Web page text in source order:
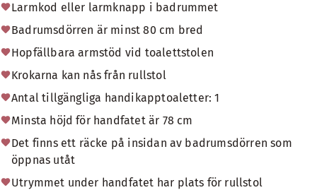
Larmkod eller larmknapp i badrummet
Badrumsdörren är minst 80 cm bred
Hopfällbara armstöd vid toalettstolen
Krokarna kan nås från rullstol
Antal tillgängliga handikapptoaletter: 1
Minsta höjd för handfatet är 78 cm
Det finns ett räcke på insidan av badrumsdörren som
öppnas utåt
Utrymmet under handfatet har plats för rullstol